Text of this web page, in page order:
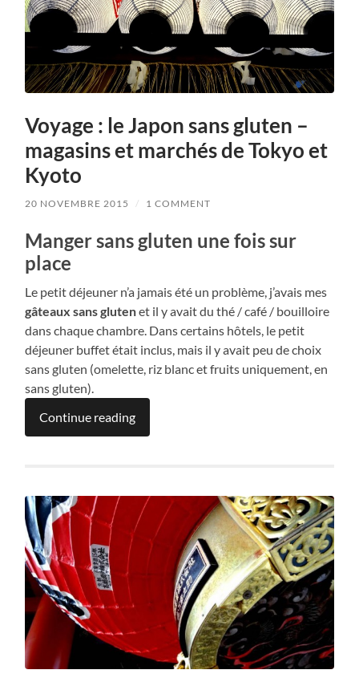
Voyage : le Japon sans gluten –
magasins et marchés de Tokyo et
Kyoto
20 NOVEMBRE 2015 / 1 COMMENT
Manger sans gluten une fois sur
place
Le petit déjeuner n’a jamais été un problème, j’avais mes
gâteaux sans glutenet il y avait du thé / café / bouilloire
dans chaque chambre. Dans certains hôtels, le petit
déjeuner buffet était inclus, mais il y avait peu de choix
sans gluten (omelette, riz blanc et fruits uniquement, en
sans gluten).
Continue reading